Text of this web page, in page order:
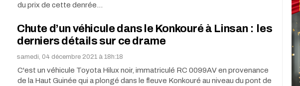
du prix de cette denrée…
Chute d’un véhicule dans le Konkouré à Linsan : les
derniers détails sur ce drame
samedi, 04 décembre 2021 à 18h:18
C'est un véhicule Toyota Hilux noir, immatriculé RC 0099AV en provenance
de la Haut Guinée qui a plongé dans le fleuve Konkouré au niveau du pont de